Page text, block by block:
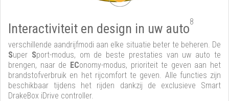
Interactiviteit en design in uw auto8
verschillende aandrijfmodi aan elke situatie beter te beheren. De
Super Sport-modus, om de beste prestaties van uw auto te
brengen, naar de EConomy-modus, prioriteit te geven aan het
brandstofverbruik en het rijcomfort te geven. Alle functies zijn
beschikbaar tijdens het rijden dankzij de exclusieve Smart
DrakeBox iDrive controller.